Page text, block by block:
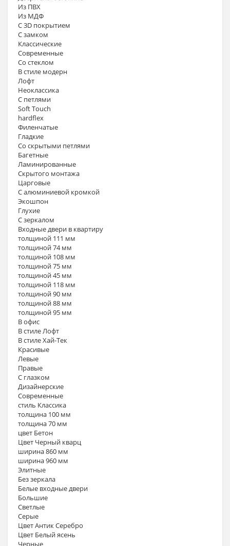
Из ПВХ
Из МДФ
С 3D покрытием
С замком
Классические
Современные
Со стеклом
В стиле модерн
Лофт
Неоклассика
С петлями
Soft Touch
hardflex
Филенчатые
Гладкие
Со скрытыми петлями
Багетные
Ламинированные
Скрытого монтажа
Царговые
С алюминиевой кромкой
Экошпон
Глухие
С зеркалом
Входные двери в квартиру
толщиной 111 мм
толщиной 74 мм
толщиной 108 мм
толщиной 75 мм
толщиной 45 мм
толщиной 118 мм
толщиной 90 мм
толщиной 88 мм
толщиной 95 мм
В офис
В стиле Лофт
В стиле Хай-Тек
Красивые
Левые
Правые
С глазком
Дизайнерские
Современные
стиль Классика
толщина 100 мм
толщина 70 мм
цвет Бетон
Цвет Черный кварц
ширина 860 мм
ширина 960 мм
Элитные
Без зеркала
Белые входные двери
Большие
Светлые
Серые
Цвет Антик Серебро
Цвет Белый ясень
Черные